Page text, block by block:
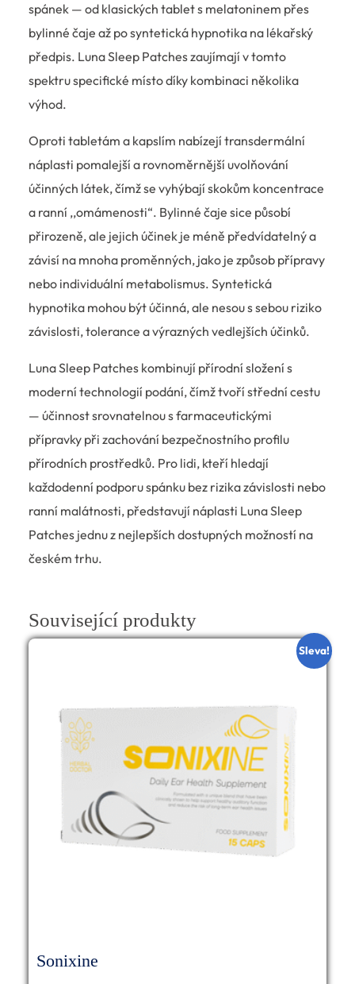
spánek — od klasických tablet s melatoninem přes
bylinné čaje až po syntetická hypnotika na lékařský
předpis. Luna Sleep Patches zaujímají v tomto
spektru specifické místo díky kombinaci několika
výhod.
Oproti tabletám a kapslím nabízejí transdermální
náplasti pomalejší a rovnoměrnější uvolňování
účinných látek, čímž se vyhýbají skokům koncentrace
a ranní ,,omámenosti“. Bylinné čaje sice působí
přirozeně, ale jejich účinek je méně předvídatelný a
závisí na mnoha proměnných, jako je způsob přípravy
nebo individuální metabolismus. Syntetická
hypnotika mohou být účinná, ale nesou s sebou riziko
závislosti, tolerance a výrazných vedlejších účinků.
Luna Sleep Patches kombinují přírodní složení s
moderní technologií podání, čímž tvoří střední cestu
— účinnost srovnatelnou s farmaceutickými
přípravky při zachování bezpečnostního profilu
přírodních prostředků. Pro lidi, kteří hledají
každodenní podporu spánku bez rizika závislosti nebo
ranní malátnosti, představují náplasti Luna Sleep
Patches jednu z nejlepších dostupných možností na
českém trhu.
Související produkty
Sleva!
Sonixine